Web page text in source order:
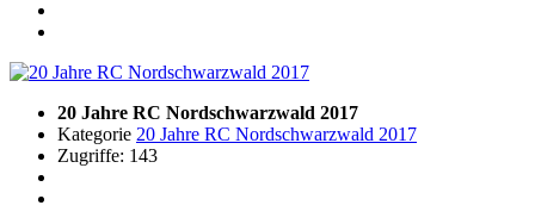
20 Jahre RC Nordschwarzwald 2017
Kategorie 20 Jahre RC Nordschwarzwald 2017
Zugriffe: 143